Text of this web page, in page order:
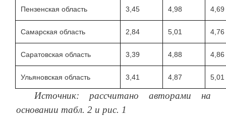
Пензенская область 3,45 4,98 4,69
Самарская область 2,84 5,01 4,76
Саратовская область 3,39 4,88 4,86
Ульяновская область 3,41 4,87 5,01
Источник: рассчитано авторами на
основании табл. 2 и рис. 1